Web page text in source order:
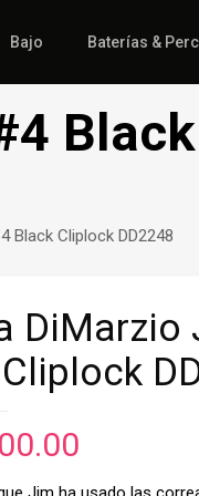
Bajo Baterías &
Black Cliplock DD2248
DiMarzio